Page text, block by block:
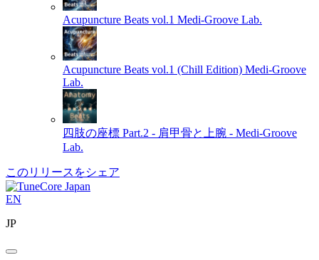
Acupuncture Beats vol.1 Medi-Groove Lab.
Acupuncture Beats vol.1 (Chill Edition) Medi-Groove
Lab.
四肢の座標 Part.2 - 肩甲骨と上腕 - Medi-Groove
Lab.
このリリースをシェア
EN
JP